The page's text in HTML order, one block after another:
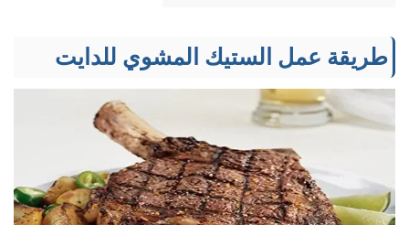
طريقة عمل الستيك المشوي للدايت